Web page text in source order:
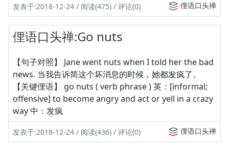
发表于:2018-12-24 / 阅读(475) / 评论(0) 俚语口头禅
俚语口头禅:Go nuts
【句子对照】 Jane went nuts when I told her the bad
news. 当我告诉简这个坏消息的时候，她都发疯了。
【关键俚语】 go nuts ( verb phrase ) 英：[informal;
offensive] to become angry and act or yell in a crazy
way 中：发疯
发表于:2018-12-24 / 阅读(436) / 评论(0) 俚语口头禅